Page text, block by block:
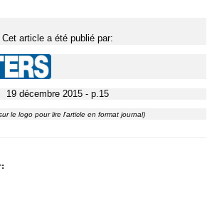
Cet article a été publié par:
19 décembre 2015 - p.15
le logo pour lire l'article en format journal)